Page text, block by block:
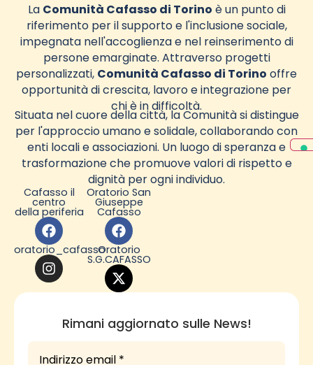
La Comunità Cafasso di Torino è un punto di
riferimento per il supporto e l'inclusione sociale,
impegnata nell'accoglienza e nel reinserimento di
persone emarginate. Attraverso progetti
personalizzati, Comunità Cafasso di Torino offre
opportunità di crescita, lavoro e integrazione per
chi è in difficoltà.
Situata nel cuore della città, la Comunità si distingue
per l'approccio umano e solidale, collaborando con
enti locali e associazioni. Un luogo di speranza e
trasformazione che promuove valori di rispetto e
dignità per ogni individuo.
Cafasso il
centro
della periferia
Oratorio San
Giuseppe
Cafasso
oratorio_cafassoOratorio
S.G.CAFASSO
Rimani aggiornato sulle News!